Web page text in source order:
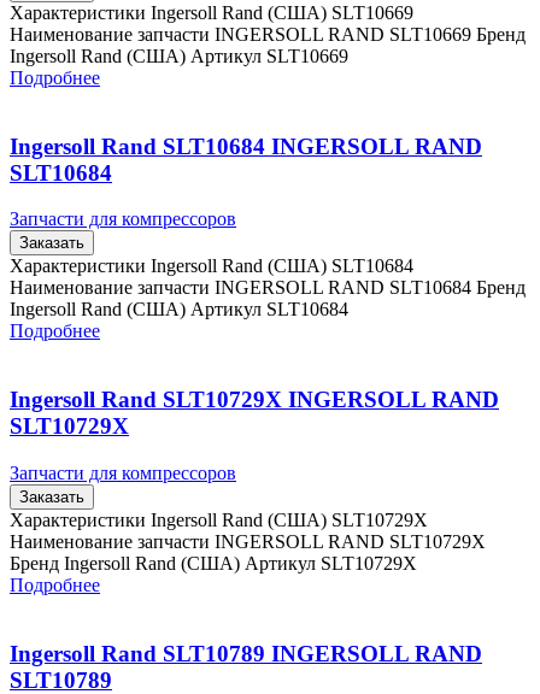
Характеристики Ingersoll Rand (США) SLT10669
Наименование запчасти INGERSOLL RAND SLT10669 Бренд
Ingersoll Rand (США) Артикул SLT10669
Подробнее
Ingersoll Rand SLT10684 INGERSOLL RAND
SLT10684
Запчасти для компрессоров
Заказать
Характеристики Ingersoll Rand (США) SLT10684
Наименование запчасти INGERSOLL RAND SLT10684 Бренд
Ingersoll Rand (США) Артикул SLT10684
Подробнее
Ingersoll Rand SLT10729X INGERSOLL RAND
SLT10729X
Запчасти для компрессоров
Заказать
Характеристики Ingersoll Rand (США) SLT10729X
Наименование запчасти INGERSOLL RAND SLT10729X
Бренд Ingersoll Rand (США) Артикул SLT10729X
Подробнее
Ingersoll Rand SLT10789 INGERSOLL RAND
SLT10789